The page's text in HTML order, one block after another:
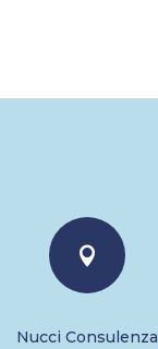

Nucci Consulenza